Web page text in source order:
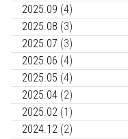
2025.09 (4)
2025.08 (3)
2025.07 (3)
2025.06 (4)
2025.05 (4)
2025.04 (2)
2025.02 (1)
2024.12 (2)